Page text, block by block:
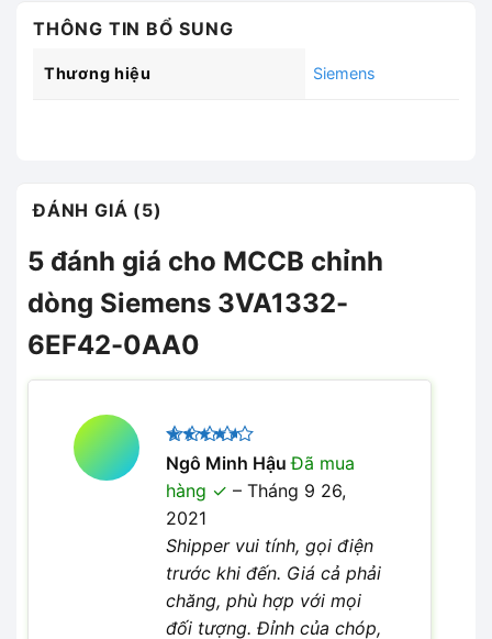
THÔNG TIN BỔ SUNG
Thương hiệu Siemens
ĐÁNH GIÁ (5)
5 đánh giá cho MCCB chỉnh
dòng Siemens 3VA1332-
6EF42-0AA0
Được
xếp hạng
45 sao
Ngô Minh HậuĐã mua
hàng
– Tháng 9 26,
2021
Shipper vui tính, gọi điện
trước khi đến. Giá cả phải
chăng, phù hợp với mọi
đối tượng. Đỉnh của chóp,